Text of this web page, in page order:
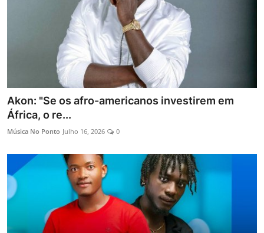
Akon: "Se os afro-americanos investirem em
África, o re...
Música No Ponto Julho 16, 2026 0